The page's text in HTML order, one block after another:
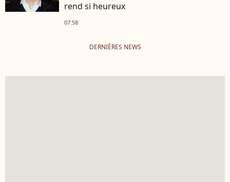
rend si heureux
07:58
DERNIÈRES NEWS